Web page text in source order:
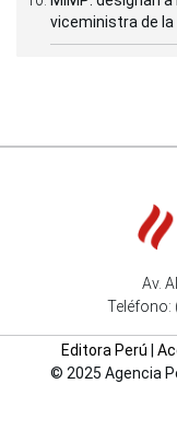
viceministra de la
Av.
Teléfono:
Editora Perú
© 2025 Agencia